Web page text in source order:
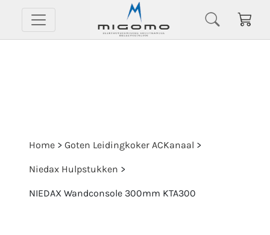
Home > Goten Leidingkoker ACKanaal >
Niedax Hulpstukken >
NIEDAX Wandconsole 300mm KTA300